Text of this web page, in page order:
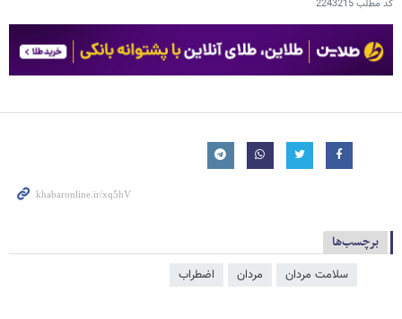
کد مطلب2243215
برچسب‌ها
سلامت مردان مردان اضطراب